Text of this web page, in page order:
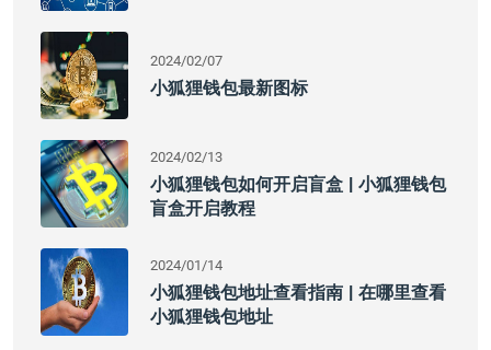
2024/02/07
小狐狸钱包最新图标
2024/02/13
小狐狸钱包如何开启盲盒 | 小狐狸钱包
盲盒开启教程
2024/01/14
小狐狸钱包地址查看指南 | 在哪里查看
小狐狸钱包地址